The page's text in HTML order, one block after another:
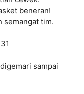
beneran!
semangat tim.
sampai